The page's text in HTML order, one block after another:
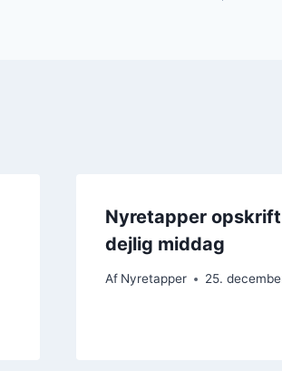
Nyretapper
dejlig middag
Af Nyretapper 25.